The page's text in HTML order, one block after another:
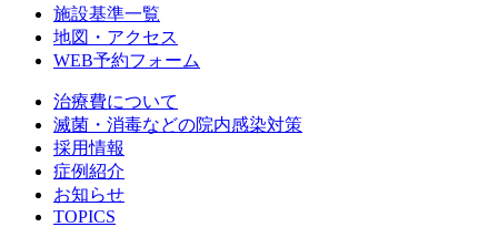
施設基準一覧
地図・アクセス
WEB予約フォーム
治療費について
滅菌・消毒などの院内感染対策
採用情報
症例紹介
お知らせ
TOPICS